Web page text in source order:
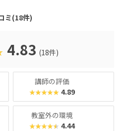
ミ(18件)
4.83 (18件)
講師の評価
★★★★★ 4.89
教室外の環境
★★★★★ 4.44